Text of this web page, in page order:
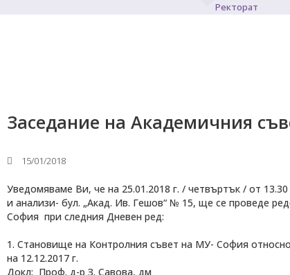
Ректорат
Заседание на Академичния
15/01/2018
Уведомяваме Ви, че на 25.01.2018 г. / четвъртък / от
и анализи- бул. „Акад. Ив. Гешов“ № 15, ще се проведе
София при следния Дневен ред:
1. Становище на Контролния съвет на МУ- София
на 12.12.2017 г.
Докл: Проф. д-р З. Савова, дм